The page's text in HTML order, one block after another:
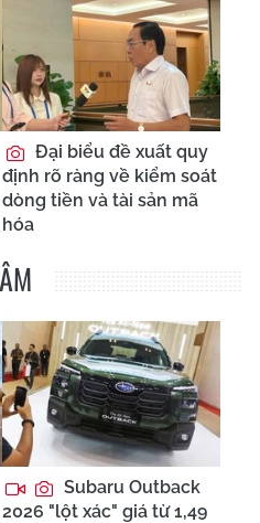
Đại biểu đề xuất quy
định rõ ràng về kiểm soát
dòng tiền và tài sản mã
hóa
Subaru Outback
2026 "lột xác" giá từ 1,49